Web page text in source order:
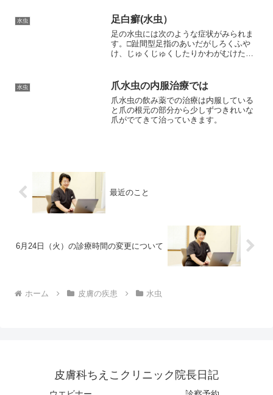
か(^^)/
水虫 足白癬(水虫）
足の水虫には次のような症状がみられま
す。□趾間型足指のあいだがしろくふや
け、じゅくじゅくしたりかわがむけたり
型足の裏がかかとを中心にかさかさしま
す。
水虫 爪水虫の内服治療では
爪水虫の飲み薬での治療は内服している
と爪の根元の部分から少しずつきれいな
爪がでてきて治っていきます。
最近のこと
6月24日（火）の診療時間の変更について
ホーム 皮膚の疾患 水虫
皮膚科ちえこクリニック院長日記